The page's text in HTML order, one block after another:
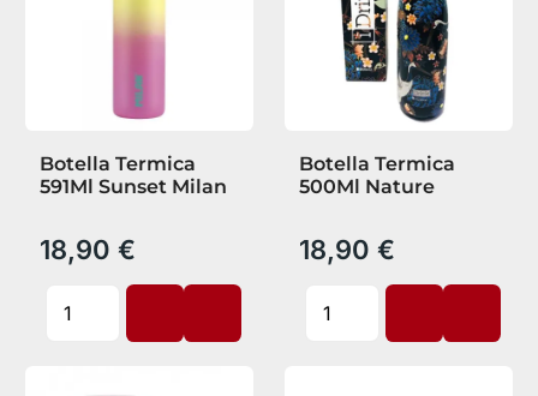
Botella Termica
591Ml Sunset Milan
18,90 €
Botella Termica
500Ml Nature
18,90 €